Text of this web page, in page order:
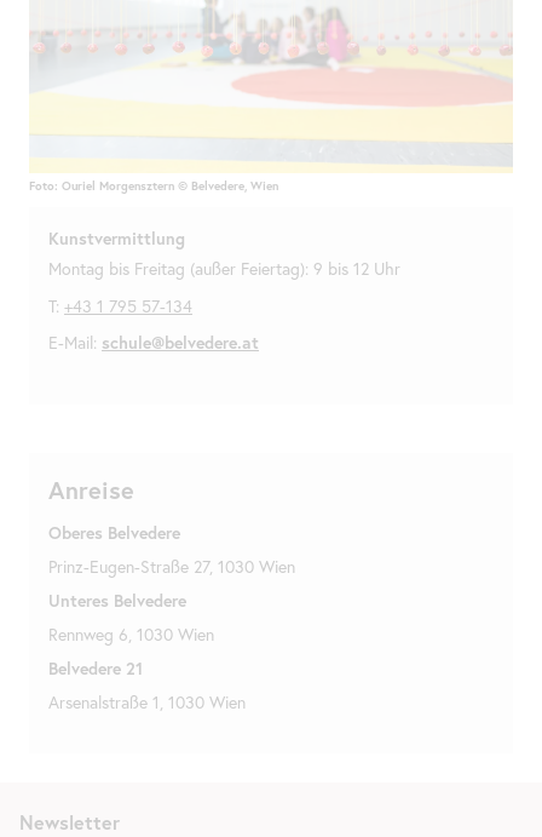
Foto: Ouriel Morgensztern © Belvedere, Wien
Kunstvermittlung
Montag bis Freitag (außer Feiertag): 9 bis 12 Uhr
T: +43 1 795 57-134
E-Mail: schule@belvedere.at
Anreise
Oberes Belvedere
Prinz-Eugen-Straße 27, 1030 Wien
Unteres Belvedere
Rennweg 6, 1030 Wien
Belvedere 21
Arsenalstraße 1, 1030 Wien
Newsletter